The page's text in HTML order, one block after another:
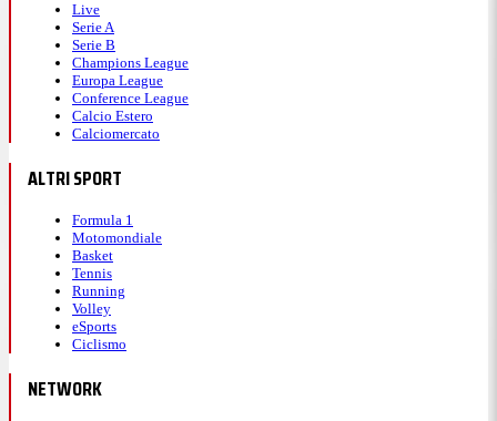
Live
Serie A
Serie B
Champions League
Europa League
Conference League
Calcio Estero
Calciomercato
ALTRI SPORT
Formula 1
Motomondiale
Basket
Tennis
Running
Volley
eSports
Ciclismo
NETWORK